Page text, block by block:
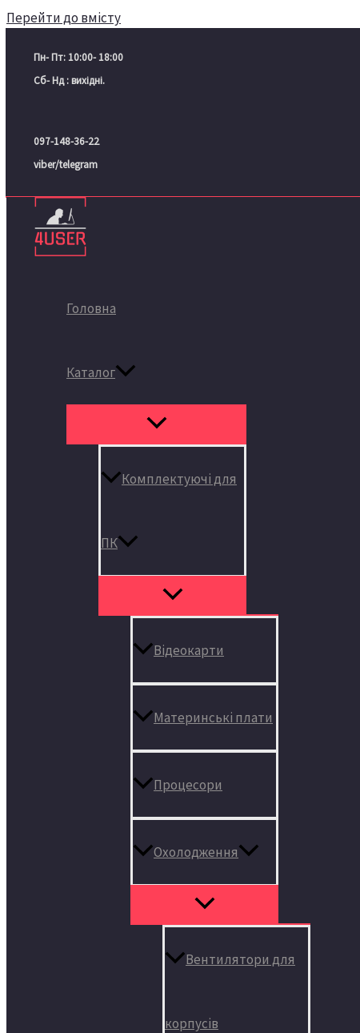
Перейти до вмісту
Пн- Пт: 10:00- 18:00
Сб- Нд : вихідні.
097-148-36-22
viber/telegram
Головна
Каталог
Комплектуючі для
ПК
Відеокарти
Материнські плати
Процесори
Охолодження
Вентилятори для
корпусів